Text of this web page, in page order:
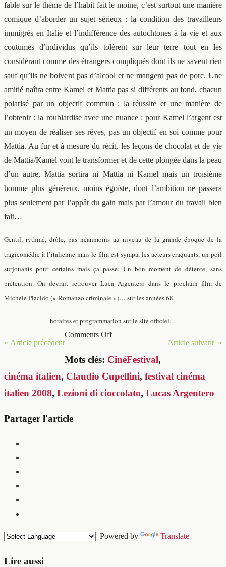
fable sur le thème de l’habit fait le moine, c’est surtout une manière
comique d’aborder un sujet sérieux : la condition des travailleurs
immigrés en Italie et l’indifférence des autochtones à la vie et aux
coutumes d’individus qu’ils tolèrent sur leur terre tout en les
considérant comme des étrangers compliqués dont ils ne savent rien
sauf qu’ils ne boivent pas d’alcool et ne mangent pas de porc. Une
amitié naîtra entre Kamel et Mattia pas si différents au fond, chacun
polarisé par un objectif commun : la réussite et une manière de
l’obtenir : la roublardise avec une nuance : pour Kamel l’argent est
un moyen de réaliser ses rêves, pas un objectif en soi comme pour
Mattia. Au fur et à mesure du récit, les leçons de chocolat et de vie
de Mattia/Kamel vont le transformer et de cette plongée dans la peau
d’un autre, Mattia sortira ni Mattia ni Kamel mais un troisième
homme plus généreux, moins égoïste, dont l’ambition ne passera
plus seulement par l’appât du gain mais par l’amour du travail bien
fait…
Gentil, rythmé, drôle, pas néanmoins au niveau de la grande époque de la
tragicomédie à l’italienne mais le film est sympa, les acteurs craquants, un poil
surjouants pour certains mais ça passe. Un bon moment de détente, sans
prétention. On devrait retrouver Luca Argentero dans le prochain film de
Michele Placido (« Romanzo criminale »)… sur les années 68.
horaires et programmation sur le site officiel…
« Article précédent Article suivant »
Comments Off
Mots clés: CinéFestival,
cinéma italien, Claudio Cupellini, festival cinéma
italien 2008, Lezioni di cioccolato, Lucas Argentero
Partager l'article
Powered by Translate
Lire aussi